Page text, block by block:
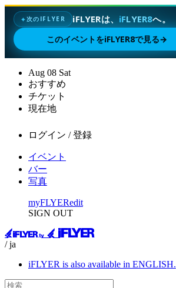
✦次のIFLYER iFLYERは、 iFLYER8へ。
このイベントをiFLYER8で見る→
Aug 08 Sat
おすすめ
チケット
現在地
ログイン / 登録
イベント
バー
写真
myFLYERedit
SIGN OUT
/ ja
iFLYER is also available in ENGLISH.